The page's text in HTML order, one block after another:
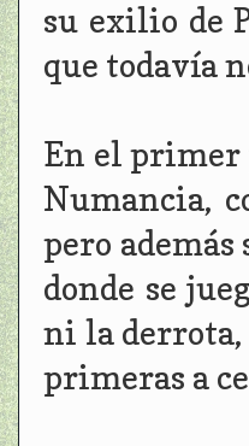
su exilio de
que todavía
En el primer
Numancia,
pero
donde se
ni la derrota,
primeras a